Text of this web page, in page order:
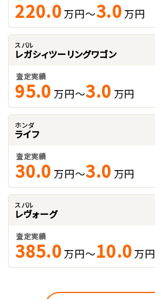
220.0 万円～3.0 万円
スバル
レガシィツーリングワゴン
査定実績
95.0 万円～3.0 万円
ホンダ
ライフ
査定実績
30.0 万円～3.0 万円
スバル
レヴォーグ
査定実績
385.0 万円～10.0 万円